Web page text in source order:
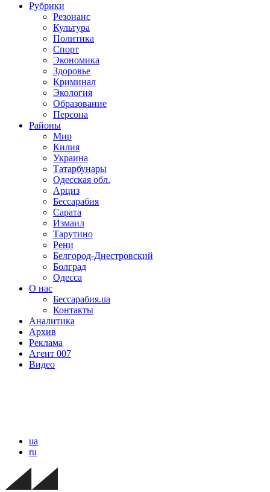
Рубрики
Резонанс
Культура
Политика
Спорт
Экономика
Здоровье
Криминал
Экология
Образование
Персона
Районы
Мир
Килия
Украина
Татарбунары
Одесская обл.
Арциз
Бессарабия
Сарата
Измаил
Тарутино
Рени
Белгород-Днестровский
Болград
Одесса
О нас
Бессарабия.ua
Контакты
Аналитика
Архив
Реклама
Агент 007
Видео
ua
ru